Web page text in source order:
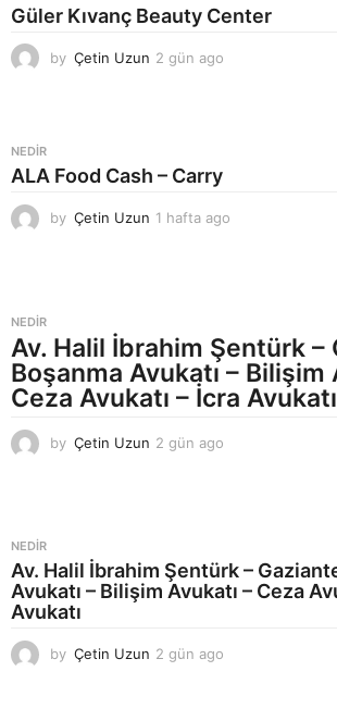
o
Güler Kıvanç Beauty Center
by Çetin Uzun 2 gün ago
NEDIR
ALA Food Cash – Carry
by Çetin Uzun 1 hafta ago
a
g
NEDIR
Av. Halil İbrahim Şentürk –
Boşanma Avukatı – Bilişim
Ceza Avukatı – İcra Avukatı
by Çetin Uzun 2 gün ago
o
NEDIR
Av. Halil İbrahim Şentürk –
Avukatı – Bilişim Avukatı – Ceza
Avukatı
by Çetin Uzun 2 gün ago